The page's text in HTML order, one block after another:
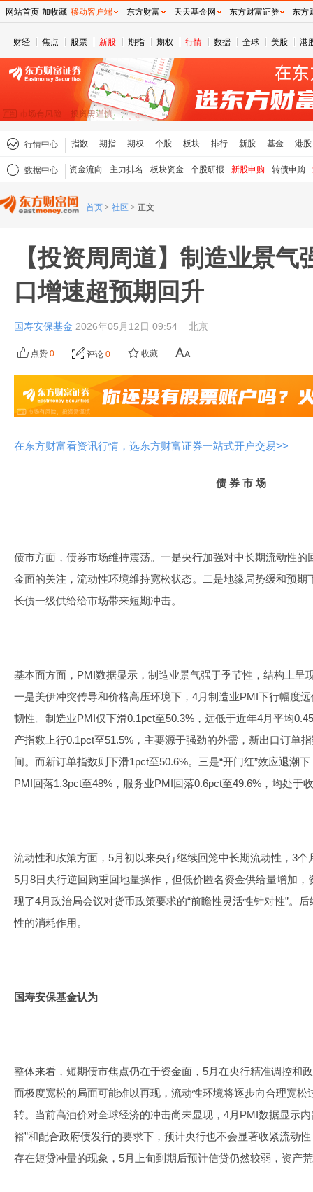
财经 焦点 股票 新股 期指 期权 行情 数据 全球 美股 港
行情中心 指数 期指 期权 个股 板块 排行 新股 基金 港股
数据中心 资金流向 主力排名 板块资金 个股研报 新股申购 转债申购
首页 > 社区 > 正文
【投资周周道】制造业景气
口增速超预期回升
国寿安保基金 2026年05月12日 09:54 北京
点赞 0 评论 0 收藏
在东方财富看资讯行情，选东方财富证券一站式开户交易>>
债 券 市 场
债市方面，债券市场维持震荡。一是央行加强对中长期流动性
金面的关注，流动性环境维持宽松状态。二是地缘局势缓和预
长债一级供给给市场带来短期冲击。
基本面方面，PMI数据显示，制造业景气强于季节性，结构上呈
一是美伊冲突传导和价格高压环境下，4月制造业PMI下行幅度
韧性。制造业PMI仅下滑0.1pct至50.3%，远低于近年4月平均
产指数上行0.1pct至51.5%，主要源于强劲的外需，新出口订单
间。而新订单指数则下滑1pct至50.6%。三是“开门红”效应退潮
PMI回落1.3pct至48%，服务业PMI回落0.6pct至49.6%，均处于
流动性和政策方面，5月初以来央行继续回笼中长期流动性，3
5月8日央行逆回购重回地量操作，但低价匿名资金供给量增加
现了4月政治局会议对货币政策要求的“前瞻性灵活性针对性”。
性的消耗作用。
国寿安保基金认为
整体来看，短期债市焦点仍在于资金面，5月在央行精准调控和
面极度宽松的局面可能难以再现，流动性环境将逐步向合理宽松
转。当前高油价对全球经济的冲击尚未显现，4月PMI数据显示
裕”和配合政府债发行的要求下，预计央行也不会显著收紧流动
存在短贷冲量的现象，5月上旬到期后预计信贷仍然较弱，资产
网站首页 加收藏 移动客户端 东方财富 天天基金网 东方财富证券 东方